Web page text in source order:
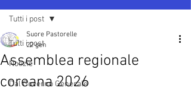
Tutti i post
Notizie
Dal Governo Generale
Tutti i post
Assemblea regionale
coreana 2026
Suore Pastorelle
22 gen